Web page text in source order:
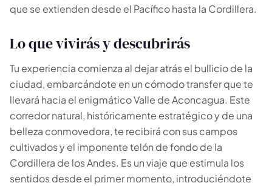
que se extienden desde el Pacífico hasta la Cordillera.
Lo que vivirás y descubrirás
Tu experiencia comienza al dejar atrás el bullicio de la
ciudad, embarcándote en un cómodo transfer que te
llevará hacia el enigmático Valle de Aconcagua. Este
corredor natural, históricamente estratégico y de una
belleza conmovedora, te recibirá con sus campos
cultivados y el imponente telón de fondo de la
Cordillera de los Andes. Es un viaje que estimula los
sentidos desde el primer momento, introduciéndote